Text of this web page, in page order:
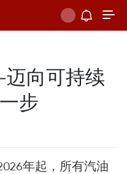
向可持续
步
年起，所有汽油